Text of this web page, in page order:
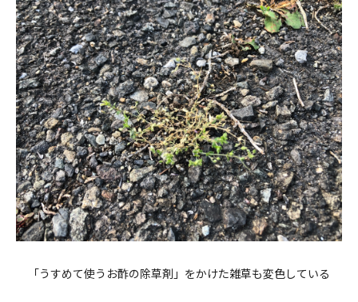
「うすめて使うお酢の除草剤」をかけた雑草も変色している